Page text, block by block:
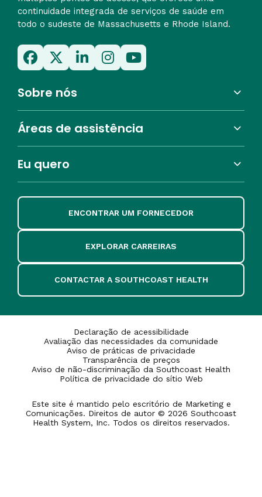
continuidade integrada de serviços de saúde em
todo o sudeste de Massachusetts e Rhode Island.
Sobre nós
Áreas de assistência
Eu quero
ENCONTRAR UM FORNECEDOR
EXPLORAR CARREIRAS
CONTACTAR A SOUTHCOAST HEALTH
Declaração de acessibilidade
Avaliação das necessidades da comunidade
Aviso de práticas de privacidade
Transparência de preços
Aviso de não-discriminação da Southcoast Health
Política de privacidade do sítio Web
Este site é mantido pelo escritório de Marketing e
Comunicações. Direitos de autor © 2026 Southcoast
Health System, Inc. Todos os direitos reservados.